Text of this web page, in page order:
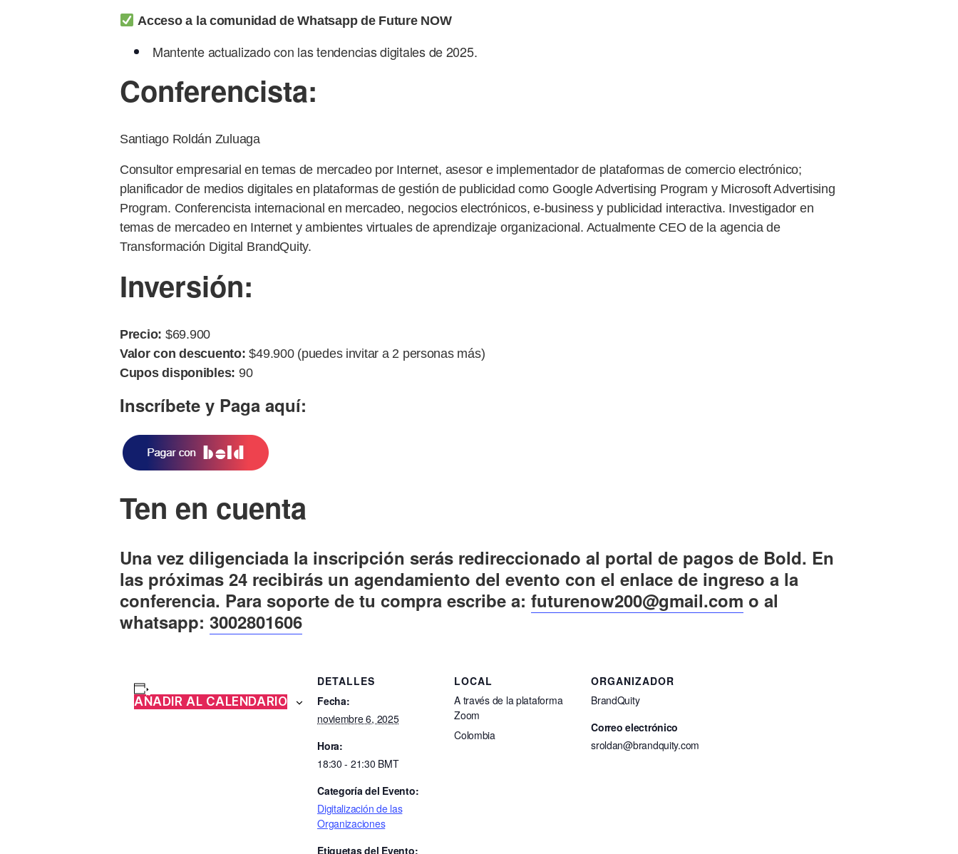
Acceso a la comunidad de Whatsapp de Future NOW
Mantente actualizado con las tendencias digitales de 2025.
Conferencista:
Santiago Roldán Zuluaga
Consultor empresarial en temas de mercadeo por Internet, asesor e implementador de plataformas de comercio electrónico;
planificador de medios digitales en plataformas de gestión de publicidad como Google Advertising Program y Microsoft Advertising
Program. Conferencista internacional en mercadeo, negocios electrónicos, e-business y publicidad interactiva. Investigador en
temas de mercadeo en Internet y ambientes virtuales de aprendizaje organizacional. Actualmente CEO de la agencia de
Transformación Digital BrandQuity.
Inversión:
Precio: $69.900
Valor con descuento: $49.900 (puedes invitar a 2 personas más)
Cupos disponibles: 90
Inscríbete y Paga aquí:
Ten en cuenta
Una vez diligenciada la inscripción serás redireccionado al portal de pagos de Bold. En
las próximas 24 recibirás un agendamiento del evento con el enlace de ingreso a la
conferencia. Para soporte de tu compra escribe a: futurenow200@gmail.com o al
whatsapp: 3002801606
AÑADIR AL CALENDARIO
DETALLES
Fecha:
noviembre 6, 2025
Hora:
18:30 - 21:30 BMT
Categoría del Evento:
Digitalización de las
Organizaciones
Etiquetas del Evento:
LOCAL
A través de la plataforma
Zoom
Colombia
ORGANIZADOR
BrandQuity
Correo electrónico
sroldan@brandquity.com